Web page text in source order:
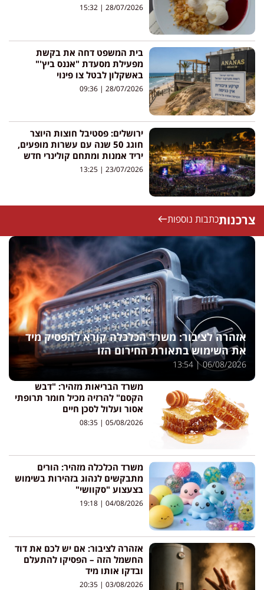
28/07/2026
בית המשפט דחה את בקשת
מפעילת מסעדת "אננס ביץ'"
באשקלון לבטל צו פינוי
28/07/2026
ירושלים: פסטיבל חוצות היוצר
חוגג 50 שנה עם עשרות מופעים,
יריד אמנות ומתחם קולינרי חדש
23/07/2026
צרכנותכתבות נוספות
אזהרה לציבור: משרד הכלכלה קורא להפסיק מיד
את השימוש בתאורת החירום הזו
06/08/2026
משרד הבריאות מזהיר: "דבש
הקסם" להרזיה מכיל חומר תרופתי
אסור ועלול לסכן חיים
05/08/2026
משרד הכלכלה מזהיר: הורים
מתבקשים לנהוג בזהירות בשימוש
בצעצוע "סקוושי"
04/08/2026
אזהרה לציבור: אם יש לכם את דוד
החשמל הזה – הפסיקו להתעלם
ובדקו אותו מיד
03/08/2026